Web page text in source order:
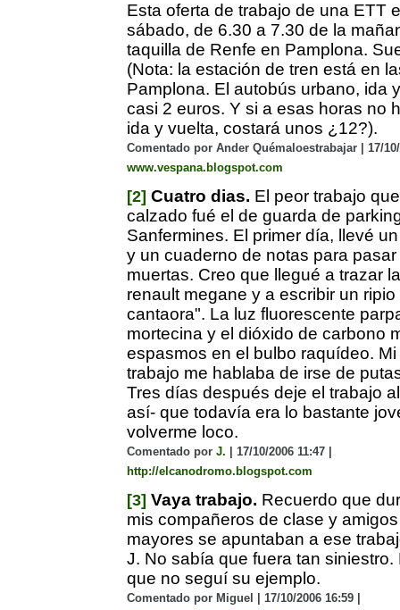
Esta oferta de trabajo de una ETT
sábado, de 6.30 a 7.30 de la
taquilla de Renfe en Pamplona.
(Nota: la estación de tren está en
Pamplona. El autobús urbano, ida
casi 2 euros. Y si a esas horas no
ida y vuelta, costará unos ¿12?).
Comentado por Ander Quémaloestrabajar | 17/
www.vespana.blogspot.com
[2] Cuatro dias. El peor trabajo
calzado fué el de guarda de
Sanfermines. El primer día, llevé
y un cuaderno de notas para
muertas. Creo que llegué a trazar
renault megane y a escribir un ripio
cantaora". La luz fluorescente
mortecina y el dióxido de carbono
espasmos en el bulbo raquídeo.
trabajo me hablaba de irse de
Tres días después deje el trabajo
así- que todavía era lo bastante
volverme loco.
Comentado por J. | 17/10/2006 11:47 |
http://elcanodromo.blogspot.com
[3] Vaya trabajo. Recuerdo que
mis compañeros de clase y
mayores se apuntaban a ese
J. No sabía que fuera tan siniestro.
que no seguí su ejemplo.
Comentado por Miguel | 17/10/2006 16:59 |